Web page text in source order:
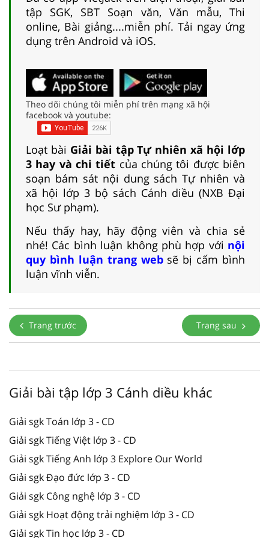
tập SGK, SBT Soạn văn, Văn mẫu, Thi
online, Bài giảng....miễn phí. Tải ngay ứng
dụng trên Android và iOS.
Theo dõi chúng tôi miễn phí trên mạng xã hội
facebook và youtube:
Loạt bài Giải bài tập Tự nhiên xã hội lớp
3 hay và chi tiết của chúng tôi được biên
soạn bám sát nội dung sách Tự nhiên và
xã hội lớp 3 bộ sách Cánh diều (NXB Đại
học Sư phạm).
Nếu thấy hay, hãy động viên và chia sẻ
nhé! Các bình luận không phù hợp với nội
quy bình luận trang websẽ bị cấm bình
luận vĩnh viễn.
Trang trước Trang sau
Giải bài tập lớp 3 Cánh diều khác
Giải sgk Toán lớp 3 - CD
Giải sgk Tiếng Việt lớp 3 - CD
Giải sgk Tiếng Anh lớp 3 Explore Our World
Giải sgk Đạo đức lớp 3 - CD
Giải sgk Công nghệ lớp 3 - CD
Giải sgk Hoạt động trải nghiệm lớp 3 - CD
Giải sgk Tin học lớp 3 - CD